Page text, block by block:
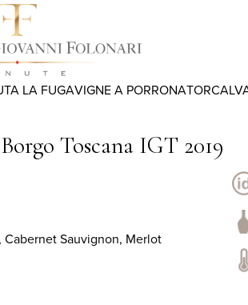
LA FUGAVIGNE A PORRONA
Toscana IGT 2019
Cabernet Sauvignon, Merlot